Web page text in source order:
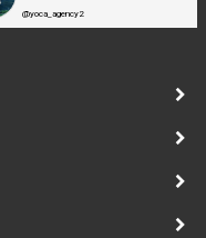
@yoca_agency2